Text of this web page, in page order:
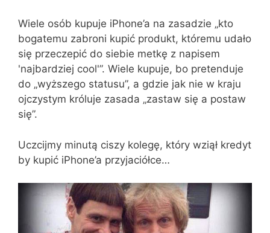
Wiele osób kupuje iPhone’a na zasadzie „kto
bogatemu zabroni kupić produkt, któremu udało
się przeczepić do siebie metkę z napisem
'najbardziej cool'”. Wiele kupuje, bo pretenduje
do „wyższego statusu”, a gdzie jak nie w kraju
ojczystym króluje zasada „zastaw się a postaw
się”.
Uczcijmy minutą ciszy kolegę, który wziął kredyt
by kupić iPhone’a przyjaciółce…